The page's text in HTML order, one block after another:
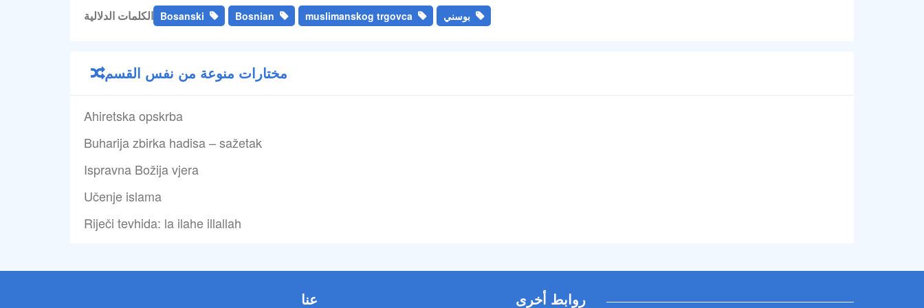
الكلمات الدلالية Bosanski Bosnian muslimanskog trgovca بوسني
مختارات منوعة من نفس القسم
Ahiretska opskrba
Buharija zbirka hadisa – sažetak
Ispravna Božija vjera
Učenje islama
Riječi tevhida: la ilahe illallah
عنا روابط أخرى